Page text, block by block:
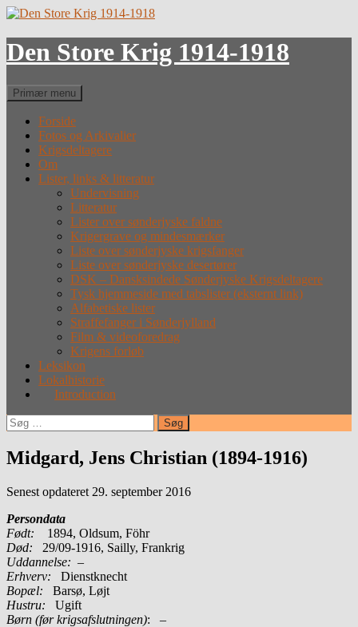
Hop
indhold
Den Store Krig 1914-1918
Søg
Primær menu
Forside
Fotos og Arkivalier
Krigsdeltagere
Om
Lister, links & litteratur
Undervisning
Litteratur
Lister over sønderjyske faldne
Krigergrave og mindesmærker
Liste over sønderjyske krigsfanger
Liste over sønderjyske desertører
DSK – Dansksindede Sønderjyske Krigsdeltagere
Tysk hjemmeside med tabslister (eksternt link)
Alfabetiske lister
Straffefanger i Sønderjylland
Film & videoforedrag
Krigens forløb
Leksikon
Lokalhistorie
Introduction
Søg
efter:
Midgard, Jens Christian (1894-1916)
Senest opdateret 29. september 2016
Persondata
Født: 1894, Oldsum, Föhr
Død: 29/09-1916, Sailly, Frankrig
Uddannelse: –
Erhverv: Dienstknecht
Bopæl: Barsø, Løjt
Hustru: Ugift
Børn (før krigsafslutningen): –